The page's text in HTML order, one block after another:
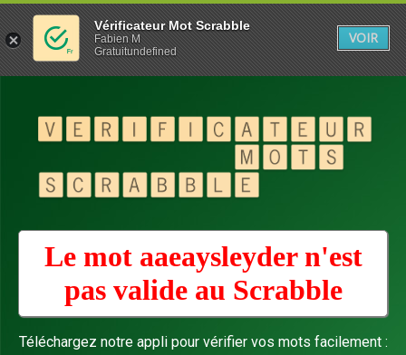
Le mot aaeaysleyder n'est
pas valide au Scrabble
Téléchargez notre appli pour vérifier vos mots facilement :
Vérificateur Mot Scrabble
Fabien M
Gratuitundefined
VOIR